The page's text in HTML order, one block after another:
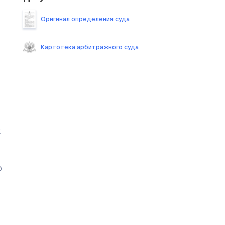
Оригинал определения суда
Картотека арбитражного суда